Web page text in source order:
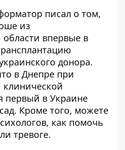
писал о том,
из
впервые в
донора.
в Днепре при
клинической
первый в Украине
. Кроме того, можете
как помочь
тревоге.